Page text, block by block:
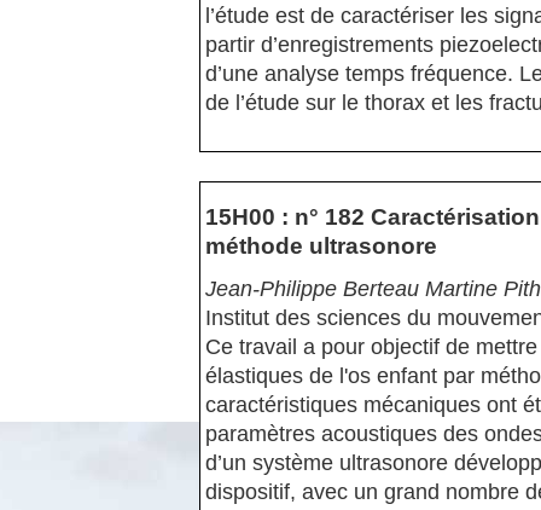
l’étude est de caractériser les
partir d’enregistrements
d’une analyse temps fréquence.
de l’étude sur le thorax et les
15H00 : n° 182
méthode ultrasonore
Jean-Philippe Berteau Martine
Institut des sciences du
Ce travail a pour objectif de
élastiques de l'os enfant par
caractéristiques mécaniques ont
paramètres acoustiques des
d’un système ultrasonore
dispositif, avec un grand nombre